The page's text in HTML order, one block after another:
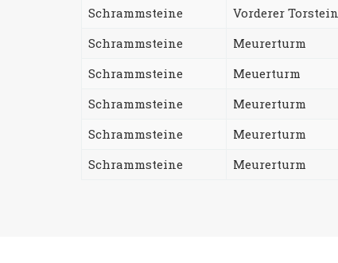
Schrammsteine
Vorderer Torstein
Schrammsteine
Meurerturm
Schrammsteine
Meuerturm
Schrammsteine
Meurerturm
Schrammsteine
Meurerturm
Schrammsteine
Meurerturm